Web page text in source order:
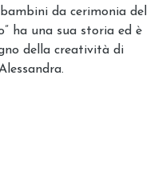
da cerimonia del
ha una sua storia ed è
della creatività di